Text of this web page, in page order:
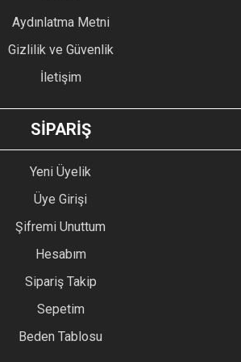
GÖNDER
Aydınlatma Metni
Gizlilik ve Güvenlik
İletişim
SİPARİŞ
Yeni Üyelik
Üye Girişi
Şifremi Unuttum
Hesabım
Sipariş Takip
Sepetim
Beden Tablosu